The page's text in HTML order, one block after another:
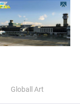
Globall Art